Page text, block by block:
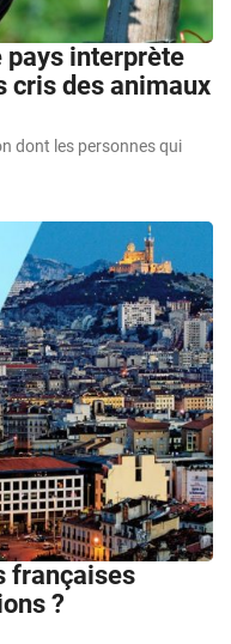
pays interprète
cris des animaux
dont les personnes qui
françaises
?